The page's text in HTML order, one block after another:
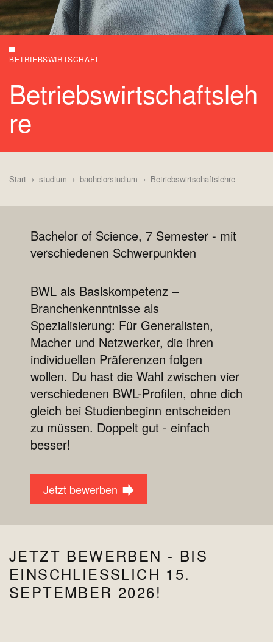
BETRIEBSWIRTSCHAFT
Betriebswirtschaftsleh
re
Start studium bachelorstudium Betriebswirtschaftslehre
Bachelor of Science, 7 Semester - mit
verschiedenen Schwerpunkten
BWL als Basiskompetenz –
Branchenkenntnisse als
Spezialisierung: Für Generalisten,
Macher und Netzwerker, die ihren
individuellen Präferenzen folgen
wollen. Du hast die Wahl zwischen vier
verschiedenen BWL-Profilen, ohne dich
gleich bei Studienbeginn entscheiden
zu müssen. Doppelt gut - einfach
besser!
Jetzt bewerben
JETZT BEWERBEN - BIS
EINSCHLIESSLICH 15. S
EPTEMBER 2026!